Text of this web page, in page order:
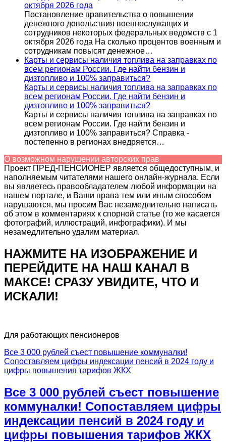
октября 2026 года
Постановление правительства о повышении
денежного довольствия военнослужащих и
сотрудников некоторых федеральных ведомств с 1
октября 2026 года На сколько процентов военным и
сотрудникам повысят денежное…
Карты и сервисы наличия топлива на заправках по
всем регионам России. Где найти бензин и
дизтопливо и 100% заправиться?
Карты и сервисы наличия топлива на заправках по
всем регионам России. Где найти бензин и
дизтопливо и 100% заправиться?
Карты и сервисы наличия топлива на заправках по
всем регионам России. Где найти бензин и
дизтопливо и 100% заправиться? Справка -
постепенно в регионах внедряется…
О возможном нарушении авторских прав
Проект ПРЕД-ПЕНСИОНЕР является общедоступным, и
наполняемым читателями нашего онлайн-журнала. Если
вы являетесь правообладателем любой информации на
нашем портале, и Ваши права тем или иным способом
нарушаются, мы просим Вас незамедлительно написать
об этом в комментариях к спорной статье (то же касается
фотографий, иллюстраций, инфографики). И мы
незамедлительно удалим материал.
НАЖМИТЕ НА ИЗОБРАЖЕНИЕ И
ПЕРЕЙДИТЕ НА НАШ КАНАЛ В
МАКСЕ! СРАЗУ УВИДИТЕ, ЧТО И
ИСКАЛИ!
Для работающих пенсионеров
Все 3 000 рублей съест повышение коммуналки!
Сопоставляем цифры индексации пенсий в 2024 году и
цифры повышения тарифов ЖКХ
Все 3 000 рублей съест повышение
коммуналки! Сопоставляем цифры
индексации пенсий в 2024 году и
цифры повышения тарифов ЖКХ